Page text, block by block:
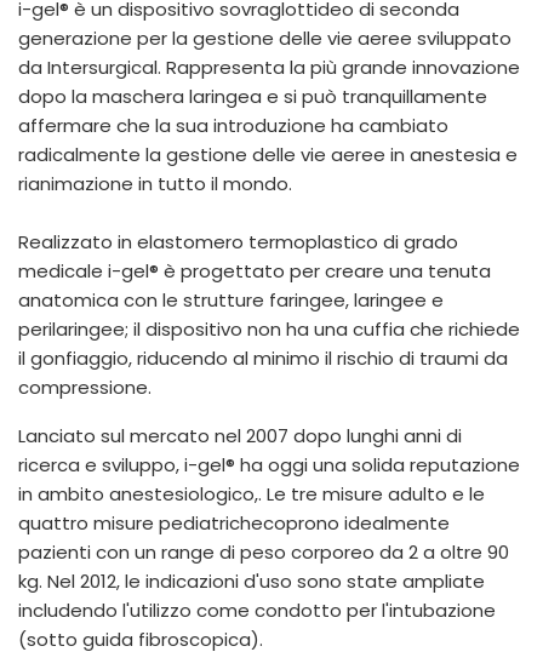
España
France
Turkey
International English
i-gel® è un dispositivo sovraglottideo di seconda
generazione per la gestione delle vie aeree sviluppato
da Intersurgical. Rappresenta la più grande innovazione
dopo la maschera laringea e si può tranquillamente
affermare che la sua introduzione ha cambiato
radicalmente la gestione delle vie aeree in anestesia e
rianimazione in tutto il mondo.
Realizzato in elastomero termoplastico di grado
medicale i-gel® è progettato per creare una tenuta
anatomica con le strutture faringee, laringee e
perilaringee; il dispositivo non ha una cuffia che richiede
il gonfiaggio, riducendo al minimo il rischio di traumi da
compressione.
Lanciato sul mercato nel 2007 dopo lunghi anni di
ricerca e sviluppo, i-gel® ha oggi una solida reputazione
in ambito anestesiologico,. Le tre misure adulto e le
quattro misure pediatrichecoprono idealmente
pazienti con un range di peso corporeo da 2 a oltre 90
kg. Nel 2012, le indicazioni d'uso sono state ampliate
includendo l'utilizzo come condotto per l'intubazione
(sotto guida fibroscopica).